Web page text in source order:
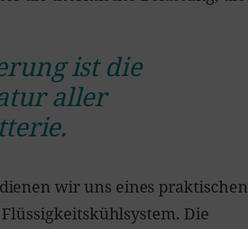
ist die
aller
wir uns eines praktischen
Die